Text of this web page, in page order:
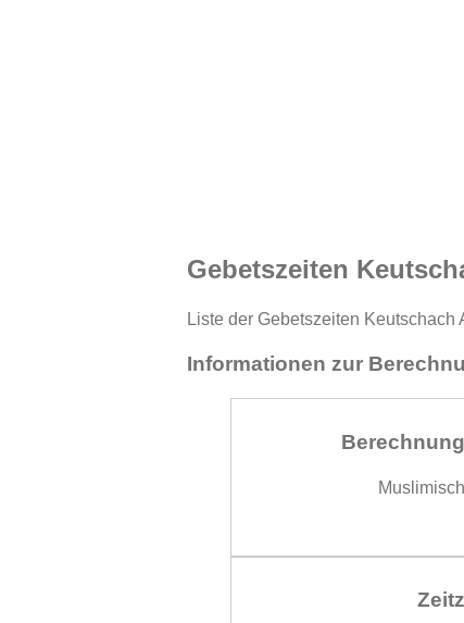
Gebetszeiten
Liste der Gebetszeiten
Informationen zur